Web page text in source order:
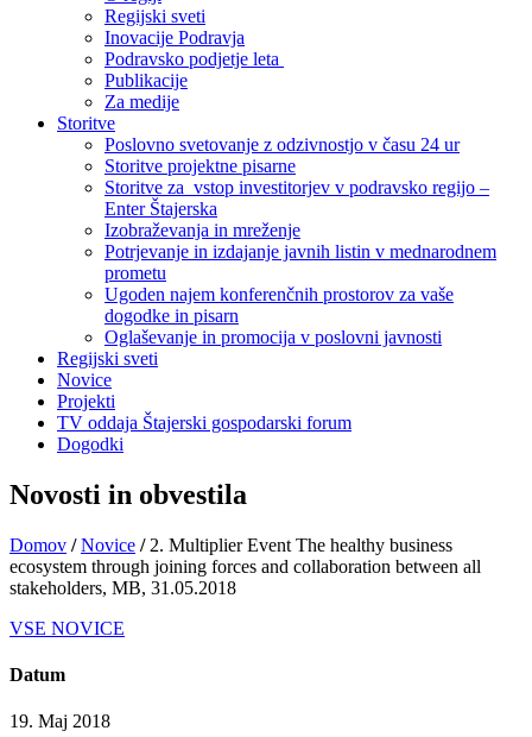
Regijski sveti
Inovacije Podravja
Podravsko podjetje leta
Publikacije
Za medije
Storitve
Poslovno svetovanje z odzivnostjo v času 24 ur
Storitve projektne pisarne
Storitve za vstop investitorjev v podravsko regijo –
Enter Štajerska
Izobraževanja in mreženje
Potrjevanje in izdajanje javnih listin v mednarodnem
prometu
Ugoden najem konferenčnih prostorov za vaše
dogodke in pisarn
Oglaševanje in promocija v poslovni javnosti
Regijski sveti
Novice
Projekti
TV oddaja Štajerski gospodarski forum
Dogodki
Novosti in obvestila
Domov / Novice / 2. Multiplier Event The healthy business
ecosystem through joining forces and collaboration between all
stakeholders, MB, 31.05.2018
VSE NOVICE
Datum
19. Maj 2018